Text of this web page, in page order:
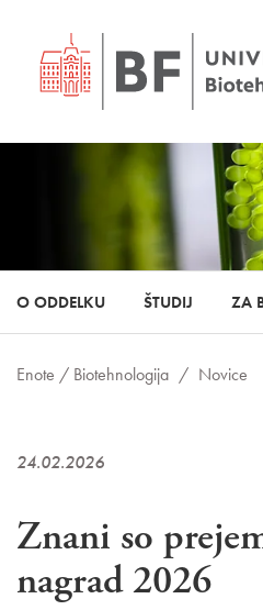
O ODDELKU ŠTUDIJ ZA
Enote / Biotehnologija / Novice
24.02.2026
Znani so
nagrad 2026